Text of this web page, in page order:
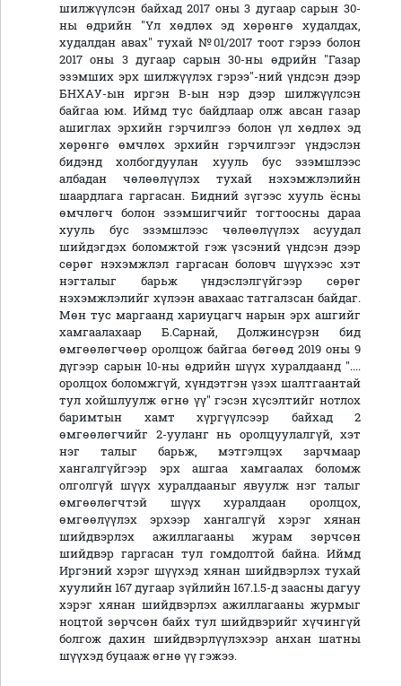
шилжүүлсэн байхад 2017 оны 3 дугаар сарын 30-
ны өдрийн "Үл хөдлөх эд хөрөнгө худалдах,
худалдан авах" тухай №01/2017 тоот гэрээ болон
2017 оны 3 дугаар сарын 30-ны өдрийн "Газар
эзэмших эрх шилжүүлэх гэрээ"-ний үндсэн дээр
БНХАУ-ын иргэн В-ын нэр дээр шилжүүлсэн
байгаа юм. Иймд тус байдлаар олж авсан газар
ашиглах эрхийн гэрчилгээ болон үл хөдлөх эд
хөрөнгө өмчлөх эрхийн гэрчилгээг үндэслэн
бидэнд холбогдуулан хууль бус эзэмшлээс
албадан чөлөөлүүлэх тухай нэхэмжлэлийн
шаардлага гаргасан. Бидний зүгээс хууль ёсны
өмчлөгч болон эзэмшигчийг тогтоосны дараа
хууль бус эзэмшлээс чөлөөлүүлэх асуудал
шийдэгдэх боломжтой гэж үзсэний үндсэн дээр
сөрөг нэхэмжлэл гаргасан боловч шүүхээс хэт
нэгталыг барьж үндэслэлгүйгээр сөрөг
нэхэмжлэлийг хүлээн авахаас татгалзсан байдаг.
Мөн тус маргаанд хариуцагч нарын эрх ашгийг
хамгаалахаар Б.Сарнай, Должинсүрэн бид
өмгөөлөгчөөр оролцож байгаа бөгөөд 2019 оны 9
дүгээр сарын 10-ны өдрийн шүүх хуралдаанд "....
оролцох боломжгүй, хүндэтгэн үзэх шалтгаантай
тул хойшлуулж өгнө үү" гэсэн хүсэлтийг нотлох
баримтын хамт хүргүүлсээр байхад 2
өмгөөлөгчийг 2-ууланг нь оролцуулалгүй, хэт
нэг талыг барьж, мэтгэлцэх зарчмаар
хангалгүйгээр эрх ашгаа хамгаалах боломж
олголгүй шүүх хуралдааныг явуулж нэг талыг
өмгөөлөгчтэй шүүх хуралдаан оролцох,
өмгөөлүүлэх эрхээр хангалгүй хэрэг хянан
шийдвэрлэх ажиллагааны журам зөрчсөн
шийдвэр гаргасан тул гомдолтой байна. Иймд
Иргэний хэрэг шүүхэд хянан шийдвэрлэх тухай
хуулийн 167 дугаар зүйлийн 167.1.5-д заасны дагуу
хэрэг хянан шийдвэрлэх ажиллагааны журмыг
ноцтой зөрчсөн байх тул шийдвэрийг хүчингүй
болгож дахин шийдвэрлүүлэхээр анхан шатны
шүүхэд буцааж өгнө үү гэжээ.